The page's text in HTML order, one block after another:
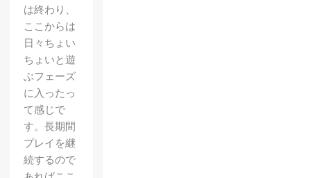
は終わり、
ここからは
日々ちょい
ちょいと遊
ぶフェーズ
に入ったっ
て感じで
す。長期間
プレイを継
続するので